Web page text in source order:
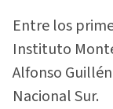
Entre los
Instituto
Alfonso
Nacional Sur.